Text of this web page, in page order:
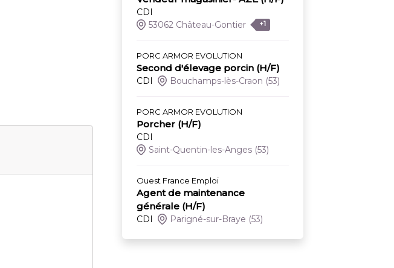
CDI
53062 Château-Gontier
+1
PORC ARMOR EVOLUTION
Second d'élevage porcin (H/F)
CDI Bouchamps-lès-Craon (53)
PORC ARMOR EVOLUTION
Porcher (H/F)
CDI
Saint-Quentin-les-Anges (53)
Ouest France Emploi
Agent de maintenance
générale (H/F)
CDI Parigné-sur-Braye (53)